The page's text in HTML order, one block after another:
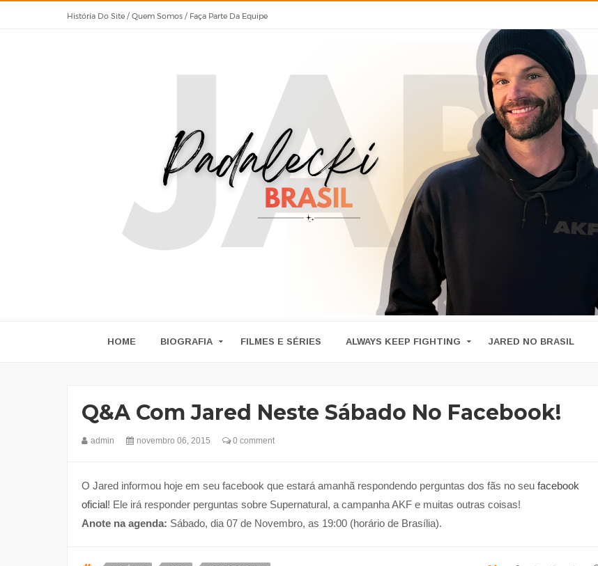
História Do Site / Quem Somos / Faça Parte Da Equipe
HOME BIOGRAFIA FILMES E SÉRIES ALWAYS KEEP FIGHTING JARED NO BRASIL
Q&A Com Jared Neste Sábado No Facebook!
admin novembro 06, 2015 0 comment
O Jared informou hoje em seu facebook que estará amanhã respondendo perguntas dos fãs no seu facebook
oficial! Ele irá responder perguntas sobre Supernatural, a campanha AKF e muitas outras coisas!
Anote na agenda: Sábado, dia 07 de Novembro, as 19:00 (horário de Brasília).